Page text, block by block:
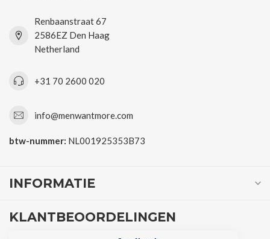
Renbaanstraat 67
2586EZ Den Haag
Netherland
+31 70 2600 020
info@menwantmore.com
btw-nummer: NL001925353B73
INFORMATIE
KLANTBEOORDELINGEN